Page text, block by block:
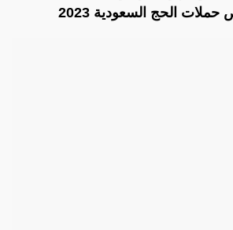
حملات الحج السعودية 2023